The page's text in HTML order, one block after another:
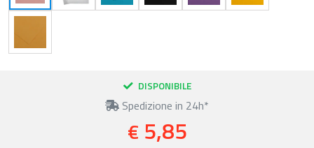
DISPONIBILE
Spedizione in 24h*
€ 5,85